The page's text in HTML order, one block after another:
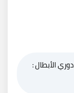
الأبطال :